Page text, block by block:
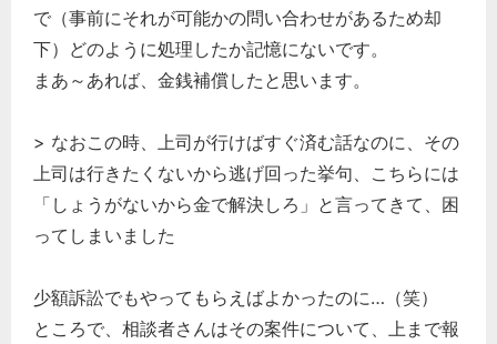
で（事前にそれが可能かの問い合わせがあるため却
下）どのように処理したか記憶にないです。
まあ～あれば、金銭補償したと思います。
> なおこの時、上司が行けばすぐ済む話なのに、その
上司は行きたくないから逃げ回った挙句、こちらには
「しょうがないから金で解決しろ」と言ってきて、困
ってしまいました
少額訴訟でもやってもらえばよかったのに…（笑）
ところで、相談者さんはその案件について、上まで報